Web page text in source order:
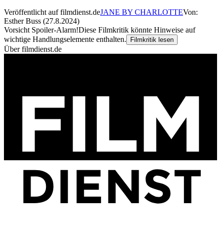
Veröffentlicht auf filmdienst.deJANE BY CHARLOTTEVon:
Esther Buss (27.8.2024)
Vorsicht Spoiler-Alarm!Diese Filmkritik könnte Hinweise auf
wichtige Handlungselemente enthalten.
Filmkritik lesen
Über filmdienst.de